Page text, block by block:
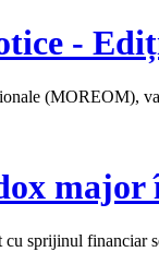
-
(MOREOM),
major
sprijinul financiar